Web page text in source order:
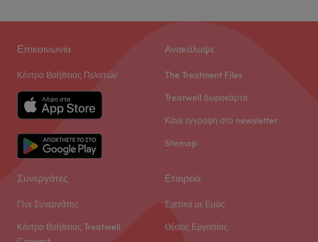
Επικοινωνία
Κέντρο Βοήθειας Πελατών
Ανακάλυψε
The Treatment Files
Treatwell δωροκάρτα
Κάνε εγγραφή στο newsletter
Sitemap
Συνεργάτες
Γίνε Συνεργάτης
Κέντρο Βοήθειας Treatwell
Εταιρεία
Σχετικά με Εμάς
Θέσεις Εργασίας